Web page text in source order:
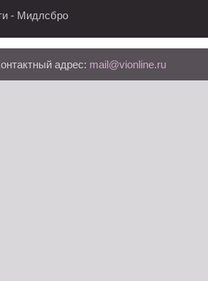
- Мидлсбро
адрес: mail@vionline.ru